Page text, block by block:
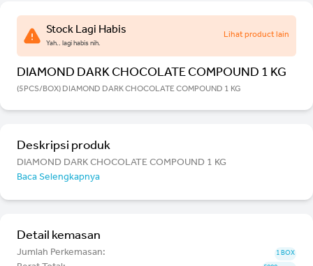
Stock Lagi Habis
Yah.. lagi habis nih.
Lihat product lain
DIAMOND DARK CHOCOLATE COMPOUND 1 KG
(5PCS/BOX) DIAMOND DARK CHOCOLATE COMPOUND 1 KG
Deskripsi produk
DIAMOND DARK CHOCOLATE COMPOUND 1 KG
Baca Selengkapnya
Detail kemasan
Jumlah Perkemasan: 1 BOX